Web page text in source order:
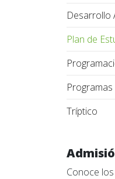
Desarrollo
Plan de
Programas
Tríptico
Conoce